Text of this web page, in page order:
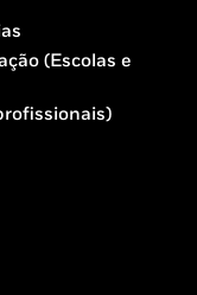
(Escolas e